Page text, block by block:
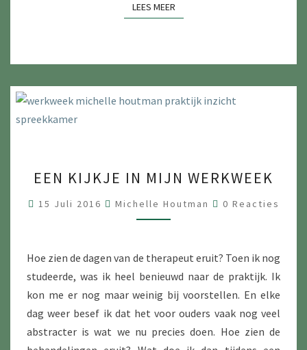
T
P
E
D
O
A
LEES MEER
E
N
K
J
K
J
E
I
EEN KIJKJE IN MIJN WERKWEEK
15 Juli 2016 Michelle Houtman
R
I
S
0 Reacties
Hoe zien de dagen van de therapeut eruit? Toen ik nog
studeerde, was ik heel benieuwd naar de praktijk. Ik
kon me er nog maar weinig bij voorstellen. En elke
dag weer besef ik dat het voor ouders vaak nog veel
abstracter is wat we nu precies doen. Hoe zien de